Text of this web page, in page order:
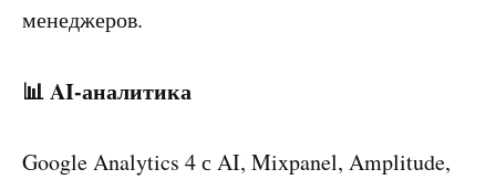
менеджеров.
📊 AI-аналитика
Google Analytics 4 с AI, Mixpanel, Amplitude,